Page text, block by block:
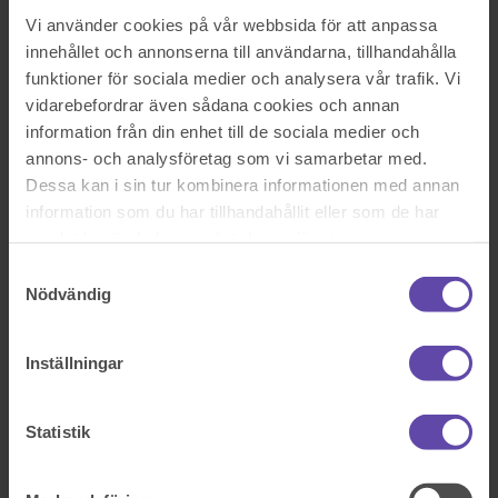
Vi använder cookies på vår webbsida för att anpassa
innehållet och annonserna till användarna, tillhandahålla
funktioner för sociala medier och analysera vår trafik. Vi
vidarebefordrar även sådana cookies och annan
information från din enhet till de sociala medier och
annons- och analysföretag som vi samarbetar med.
Dessa kan i sin tur kombinera informationen med annan
information som du har tillhandahållit eller som de har
Nödvändig
Inställningar
Statistik
Kan ett arrende övergå i äganderätt?
Sök efter en fråga
Se alla frågor Se alla frågor
Bostad & Fastighet
Kan ett arrende övergå i
äganderätt?
efter ett visst antal år? och om det gör det hur många år rör det sig
Se alla frågor Boka tid med jurist